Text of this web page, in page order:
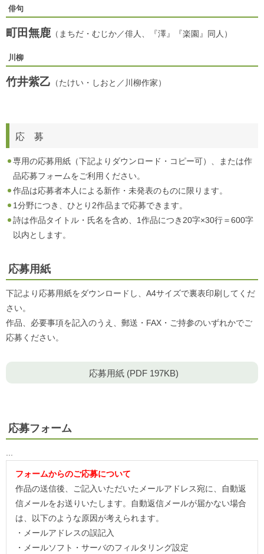
俳句
町田無鹿（まちだ・むじか／俳人、『澤』『楽園』同人）
川柳
竹井紫乙 （たけい・しおと／川柳作家）
応 募
専用の応募用紙（下記よりダウンロード・コピー可）、または作
品応募フォームをご利用ください。
作品は応募者本人による新作・未発表のものに限ります。
1分野につき、ひとり2作品まで応募できます。
詩は作品タイトル・氏名を含め、1作品につき20字×30行＝600字
以内とします。
応募用紙
下記より応募用紙をダウンロードし、A4サイズで裏表印刷してくだ
さい。
作品、必要事項を記入のうえ、郵送・FAX・ご持参のいずれかでご
応募ください。
応募用紙 (PDF 197KB)
応募フォーム
フォームからのご応募について
作品の送信後、ご記入いただいたメールアドレス宛に、自動返
信メールをお送りいたします。自動返信メールが届かない場合
は、以下のような原因が考えられます。
・メールアドレスの誤記入
・メールソフト・サーバのフィルタリング設定